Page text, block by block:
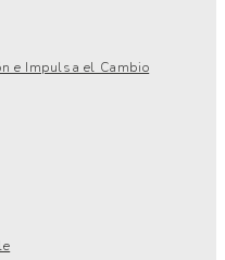
e Impulsa el Cambio